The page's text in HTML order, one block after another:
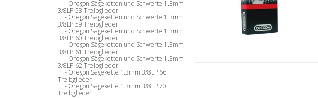
Oregon Sägeketten und Schwerte 1.3mm
3/8LP 58 Treibglieder
Oregon Sägeketten und Schwerte 1.3mm
3/8LP 59 Treibglieder
Oregon Sägeketten und Schwerte 1.3mm
3/8LP 60 Treibglieder
Oregon Sägeketten und Schwerte 1.3mm
3/8LP 61 Treibglieder
Oregon Sägeketten und Schwerte 1.3mm
3/8LP 62 Treibglieder
Oregon Sägekette 1.3mm 3/8LP 66
Treibglieder
Oregon Sägekette 1.3mm 3/8LP 70
Treibglieder